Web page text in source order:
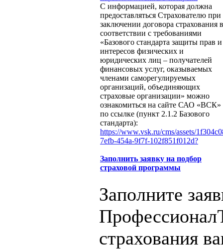
С информацией, которая должна
предоставляться Страхователю при
заключении договора страхования в
соответствии с требованиями
«Базового стандарта защиты прав и
интересов физических и
юридических лиц – получателей
финансовых услуг, оказываемых
членами саморегулируемых
организаций, объединяющих
страховые организации» можно
ознакомиться на сайте САО «ВСК»
по ссылке (пункт 2.1.2 Базового
стандарта):
https://www.vsk.ru/cms/assets/
7efb-454a-9f7f-102f851f012d?
Заполнить заявку на подбор
страховой программы
Заполните
страхования